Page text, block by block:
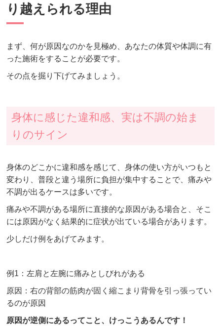
り越えられる理由
まず、何が原因なのかを見極め、あなたの体質や体調に有
った施術をすることが必要です。
その点を掘り下げてみましょう。
身体に感じた違和感、実は不調の始ま
りのサイン
身体のどこかに違和感を感じて、身体の使い方がいつもと
変わり、普段と違う場所に負担が集中することで、痛みや
不調が出るケースは多いです。
痛みや不調がある場所に直接的な原因がある場合と、そこ
には原因がなく結果的に症状が出ている場合があります。
少しだけ例をあげてみます。
例1：左肩と左腕に痛みとしびれがある
原因：右の背部の筋肉が固く縮こまり背骨を引っ張ってい
るのが原因
原因が逆側にあるってこと、けっこうあるんです！